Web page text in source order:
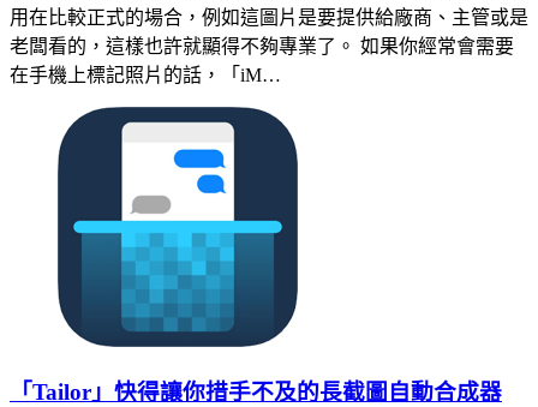
用在比較正式的場合，例如這圖片是要提供給廠商、主管或是
老闆看的，這樣也許就顯得不夠專業了。 如果你經常會需要
在手機上標記照片的話，「iM…
「Tailor」快得讓你措手不及的長截圖自動合成器